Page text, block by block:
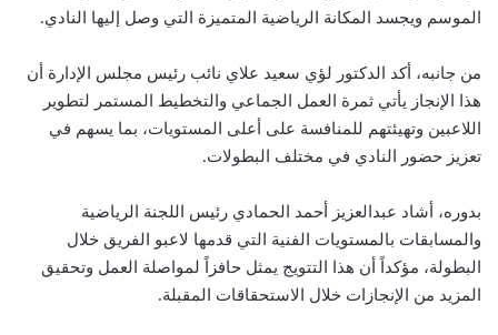
الموسم ويجسد المكانة الرياضية المتميزة التي وصل إليها النادي.
من جانبه، أكد الدكتور لؤي سعيد علاي نائب رئيس مجلس الإدارة أن
هذا الإنجاز يأتي ثمرة العمل الجماعي والتخطيط المستمر لتطوير
اللاعبين وتهيئتهم للمنافسة على أعلى المستويات، بما يسهم في
تعزيز حضور النادي في مختلف البطولات.
بدوره، أشاد عبدالعزيز أحمد الحمادي رئيس اللجنة الرياضية
والمسابقات بالمستويات الفنية التي قدمها لاعبو الفريق خلال
البطولة، مؤكداً أن هذا التتويج يمثل حافزاً لمواصلة العمل وتحقيق
المزيد من الإنجازات خلال الاستحقاقات المقبلة.